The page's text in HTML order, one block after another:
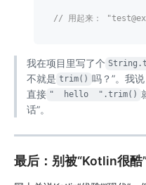
// 用起来：
我在项目里写了个
不就是 trim() 吗？”。我
直接 "  hello  ".trim()
话”。
最后：别被“Kotlin很酷